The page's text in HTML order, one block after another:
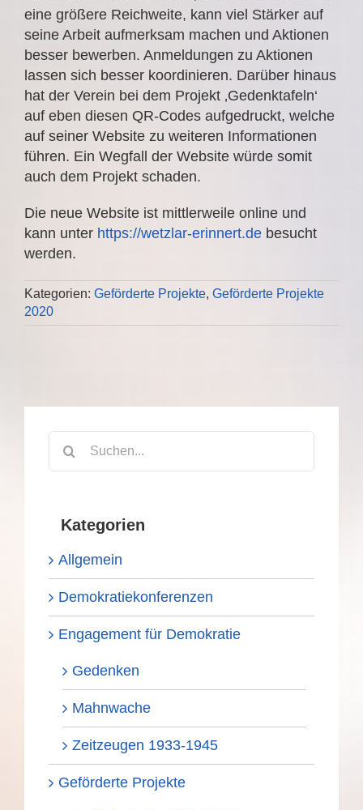
eine größere Reichweite, kann viel Stärker auf
seine Arbeit aufmerksam machen und Aktionen
besser bewerben. Anmeldungen zu Aktionen
lassen sich besser koordinieren. Darüber hinaus
hat der Verein bei dem Projekt ‚Gedenktafeln‘
auf eben diesen QR-Codes aufgedruckt, welche
auf seiner Website zu weiteren Informationen
führen. Ein Wegfall der Website würde somit
auch dem Projekt schaden.
Die neue Website ist mittlerweile online und
kann unter https://wetzlar-erinnert.de besucht
werden.
Kategorien: Geförderte Projekte, Geförderte Projekte
2020
nach:
Kategorien
Allgemein
Demokratiekonferenzen
Engagement für Demokratie
Gedenken
Mahnwache
Zeitzeugen 1933-1945
Geförderte Projekte